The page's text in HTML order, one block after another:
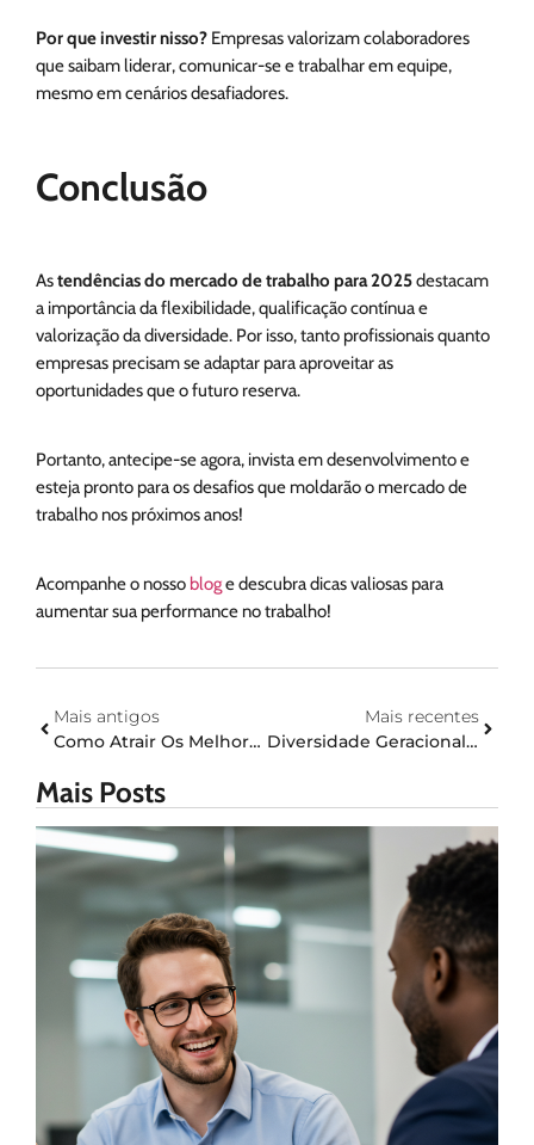
Por que investir nisso? Empresas valorizam colaboradores
que saibam liderar, comunicar-se e trabalhar em equipe,
mesmo em cenários desafiadores.
Conclusão
Astendências do mercado de trabalho para 2025destacam
a importância da flexibilidade, qualificação contínua e
valorização da diversidade. Por isso, tanto profissionais quanto
empresas precisam se adaptar para aproveitar as
oportunidades que o futuro reserva.
Portanto, antecipe-se agora, invista em desenvolvimento e
esteja pronto para os desafios que moldarão o mercado de
trabalho nos próximos anos!
Acompanhe o nosso bloge descubra dicas valiosas para
aumentar sua performance no trabalho!
Mais antigos
Como Atrair Os Melhores Talentos Para O Seu Time?
Mais recentes
Diversidade Geracional: Desafios E Vantagens De Uma Equipe Com Diferentes Faixas Etárias
Mais Posts